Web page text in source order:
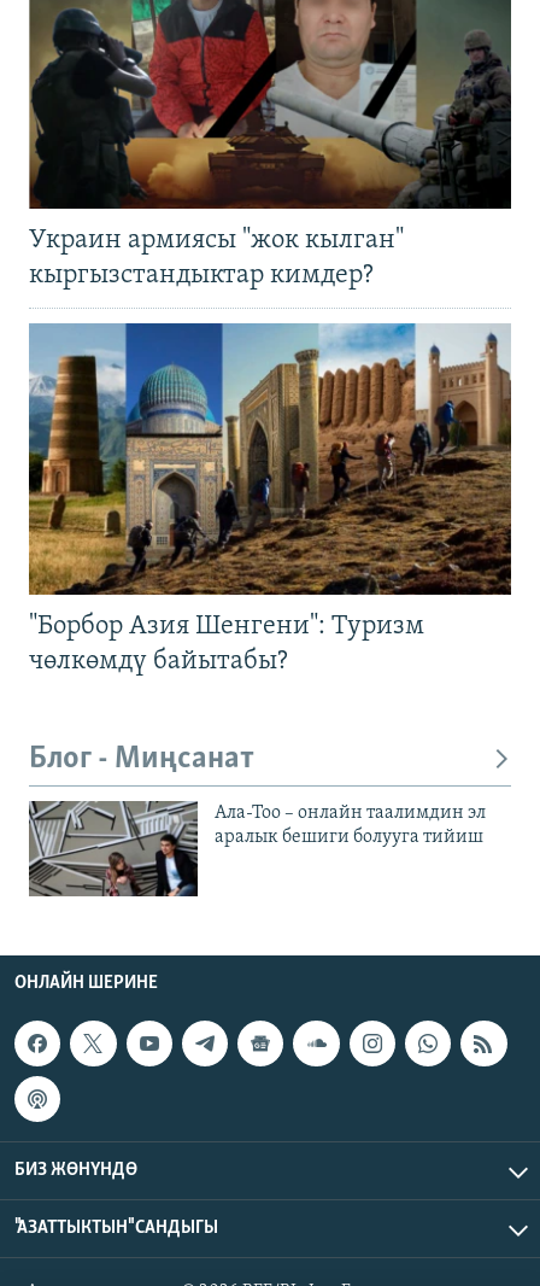
Украин армиясы "жок кылган"
кыргызстандыктар кимдер?
"Борбор Азия Шенгени": Туризм
чөлкөмдү байытабы?
Блог - Миңсанат
Ала-Тоо – онлайн таалимдин эл
аралык бешиги болууга тийиш
ОНЛАЙН ШЕРИНЕ
БИЗ ЖӨНҮНДӨ
"АЗАТТЫКТЫН" САНДЫГЫ